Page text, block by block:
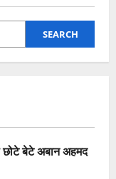
SEARCH
बेटे अबान अहमद